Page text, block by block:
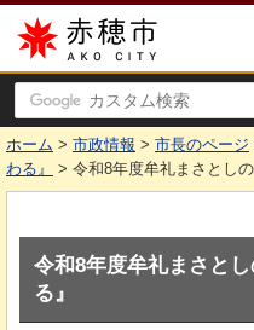
赤穂市
ホーム > 市政情報 > 市長のページ
わる』
> 令和8年度牟礼まさとし
令和8年度牟礼まさと
る』